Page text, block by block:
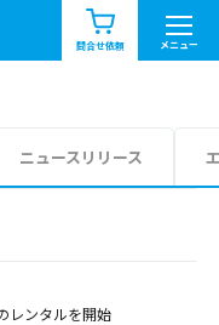
問合せ依頼 メニュー
お知らせ一覧
ニュースリリース
レンタルを開始